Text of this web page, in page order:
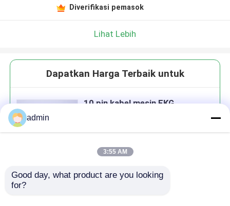
Diverifikasi pemasok
Lihat Lebih
Dapatkan Harga Terbaik untuk
10 pin kabel mesin EKG
Terus
admin
3:55 AM
Good day, what product are you looking
for?